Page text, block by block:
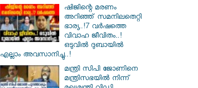
ഷിജിന്റെ മരണം
അറിഞ്ഞ് സമനിലതെറ്റി
ഭാര്യ..!7 വർഷത്തെ
വിവാഹ ജീവിതം..!
ഒടുവിൽ ദുബായിൽ
എല്ലാം അവസാനിച്ചു..!
മന്ത്രി സിപി ജോണിനെ
മന്ത്രിസഭയില്‍ നിന്ന്